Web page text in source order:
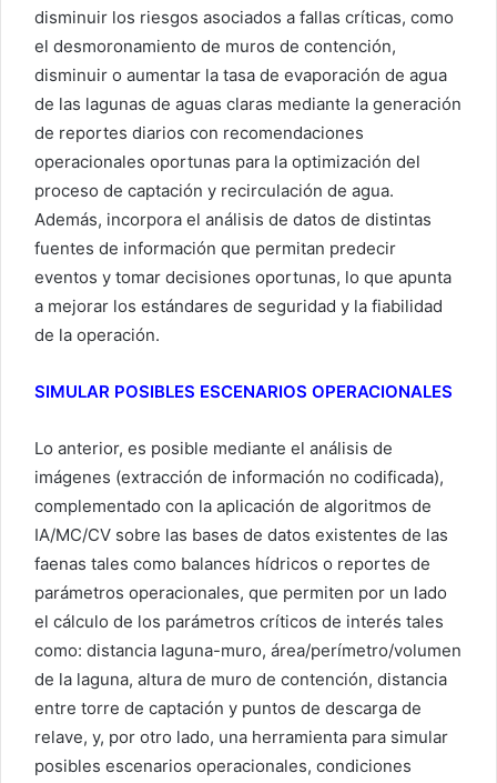
disminuir los riesgos asociados a fallas críticas, como
el desmoronamiento de muros de contención,
disminuir o aumentar la tasa de evaporación de agua
de las lagunas de aguas claras mediante la generación
de reportes diarios con recomendaciones
operacionales oportunas para la optimización del
proceso de captación y recirculación de agua.
Además, incorpora el análisis de datos de distintas
fuentes de información que permitan predecir
eventos y tomar decisiones oportunas, lo que apunta
a mejorar los estándares de seguridad y la fiabilidad
de la operación.
SIMULAR POSIBLES ESCENARIOS OPERACIONALES
Lo anterior, es posible mediante el análisis de
imágenes (extracción de información no codificada),
complementado con la aplicación de algoritmos de
IA/MC/CV sobre las bases de datos existentes de las
faenas tales como balances hídricos o reportes de
parámetros operacionales, que permiten por un lado
el cálculo de los parámetros críticos de interés tales
como: distancia laguna-muro, área/perímetro/volumen
de la laguna, altura de muro de contención, distancia
entre torre de captación y puntos de descarga de
relave, y, por otro lado, una herramienta para simular
posibles escenarios operacionales, condiciones